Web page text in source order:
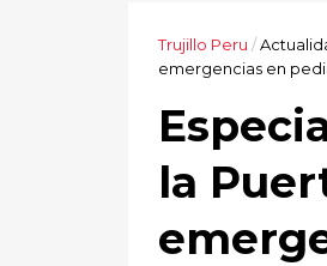
Trujillo Peru /
emergencias en
la